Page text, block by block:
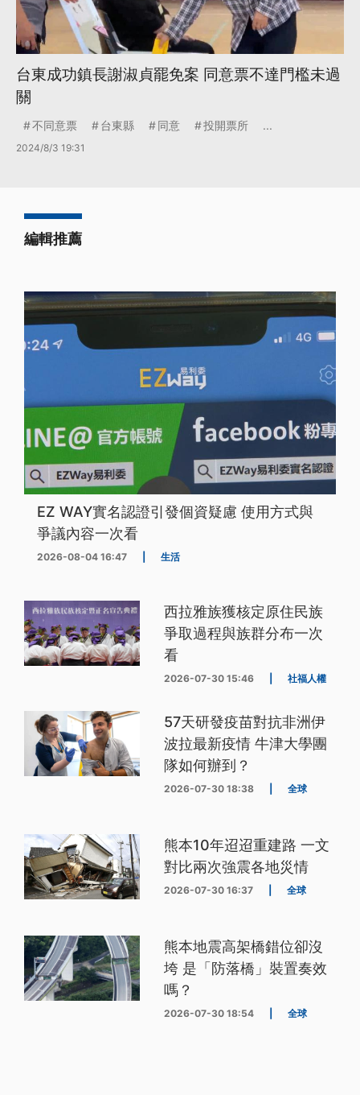
台東成功鎮長謝淑貞罷免案 同意票不達門檻未過
關
不同意票 台東縣 同意 投開票所 ...
2024/8/3 19:31
編輯推薦
EZ WAY實名認證引發個資疑慮 使用方式與
爭議內容一次看
2026-08-04 16:47 生活
西拉雅族獲核定原住民族
爭取過程與族群分布一次
看
2026-07-30 15:46 社福人權
57天研發疫苗對抗非洲伊
波拉最新疫情 牛津大學團
隊如何辦到？
2026-07-30 18:38 全球
熊本10年迢迢重建路 一文
對比兩次強震各地災情
2026-07-30 16:37 全球
熊本地震高架橋錯位卻沒
垮 是「防落橋」裝置奏效
嗎？
2026-07-30 18:54 全球